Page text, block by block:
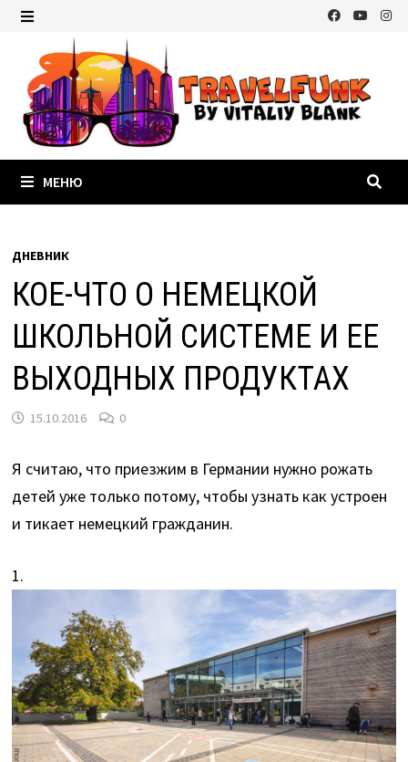
Перейти
содержимому
МЕНЮ
ДНЕВНИК
КОЕ-ЧТО О НЕМЕЦКОЙ
ШКОЛЬНОЙ СИСТЕМЕ И ЕЕ
ВЫХОДНЫХ ПРОДУКТАХ
15.10.2016 0
Я считаю, что приезжим в Германии нужно рожать
детей уже только потому, чтобы узнать как устроен
и тикает немецкий гражданин.
1.